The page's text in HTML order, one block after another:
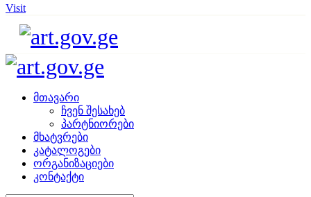
Visit
მთავარი
ჩვენ შესახებ
პარტნიორები
მხატვრები
კატალოგები
ორგანიზაციები
კონტაქტი